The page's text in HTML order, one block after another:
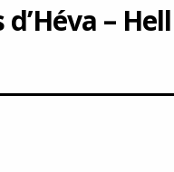
– Hell